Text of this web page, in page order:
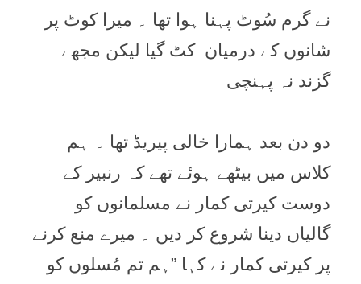
نے گرم سُوٹ پہنا ہوا تھا ۔ میرا کوٹ پر
شانوں کے درمیان کٹ گیا لیکن مجھے
گزند نہ پہنچی
دو دن بعد ہمارا خالی پیریڈ تھا ۔ ہم
کلاس میں بیٹھے ہوئے تھے کہ رنبیر کے
دوست کیرتی کمار نے مسلمانوں کو
گالیاں دینا شروع کر دیں ۔ میرے منع کرنے
پر کیرتی کمار نے کہا ”ہم تم مُسلوں کو